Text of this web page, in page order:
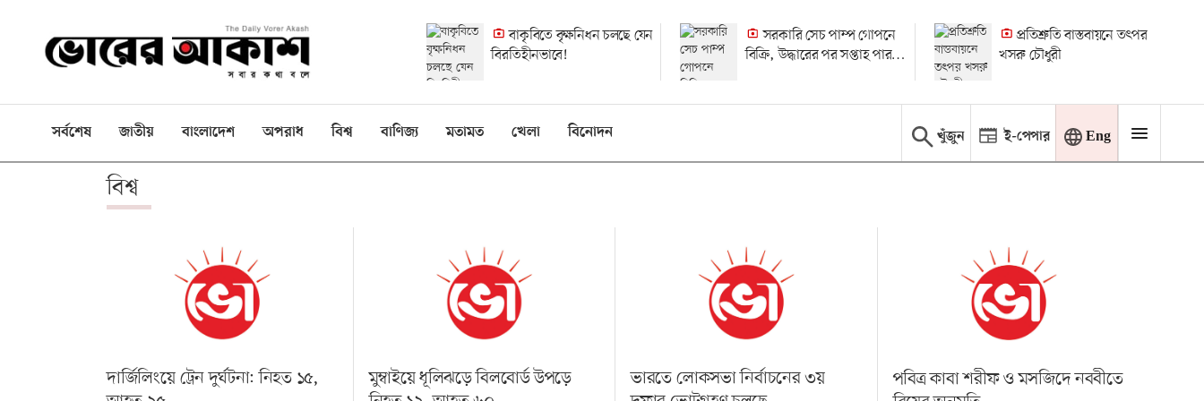
বাকৃবিতে বৃক্ষনিধন চলছে যেন
বিরতিহীনভাবে!
সরকারি সেচ পাম্প গোপনে
বিক্রি, উদ্ধারের পর সপ্তাহ পার
প্রতিশ্রুতি বাস্তবায়নে তৎপর
খসরু চৌধুরী
সর্বশেষ জাতীয় বাংলাদেশ অপরাধ বিশ্ব বাণিজ্য মতামত খেলা বিনোদন খুঁজুন ই-পেপার Eng
প্রচ্ছদ
বাংলাদেশ
বিশ্ব
দার্জিলিংয়ে ট্রেন দুর্ঘটনা: নিহত ১৫,
মুম্বাইয়ে ধূলিঝড়ে বিলবোর্ড উপড়ে
ভারতে লোকসভা নির্বাচনের ৩য়
পবিত্র কাবা শরীফ ও মসজিদে নববীতে